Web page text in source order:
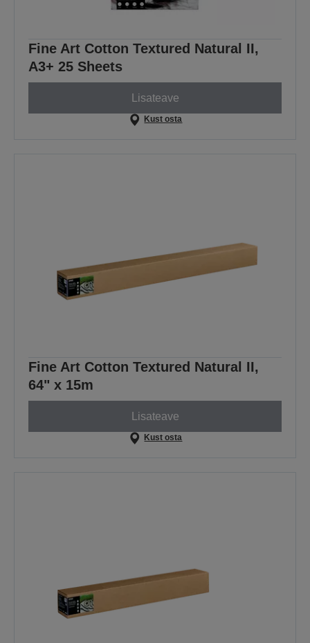
Fine Art Cotton Textured Natural II,
A3+ 25 Sheets
Lisateave
Kust osta
Fine Art Cotton Textured Natural II,
64" x 15m
Lisateave
Kust osta